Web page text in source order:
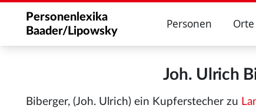
Personenlexika
Baader/Lipowsky
Personen Orte
Joh. Ulrich
Biberger, (Joh. Ulrich) ein Kupferstecher zu